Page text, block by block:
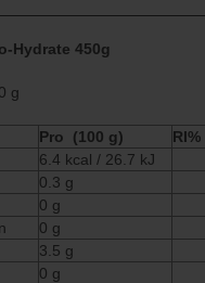
Hydrate 450g
g
Pro (100 g)
RI%
6.4 kcal / 26.7 kJ
0.3 g
0 g
0 g
3.5 g
0 g